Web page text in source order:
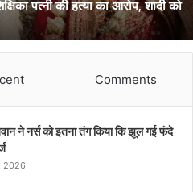
आईजी से डीआईजी बनाकर भेजे गए
Comments
ने नर्स को इतना तंग किया कि झूल गई फंदे
2026